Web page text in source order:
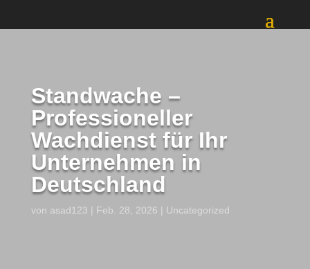
Standwache –
Professioneller
Wachdienst für Ihr
Unternehmen in
Deutschland
von asad123 | Feb. 28, 2026 | Uncategorized